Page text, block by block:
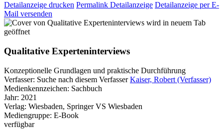
Detailanzeige drucken Permalink Detailanzeige Detailanzeige per E-
Mail versenden
wird in neuem Tab
geöffnet
Qualitative Experteninterviews
Konzeptionelle Grundlagen und praktische Durchführung
Verfasser: Suche nach diesem Verfasser Kaiser, Robert (Verfasser)
Medienkennzeichen: Sachbuch
Jahr: 2021
Verlag: Wiesbaden, Springer VS Wiesbaden
Mediengruppe: E-Book
verfügbar